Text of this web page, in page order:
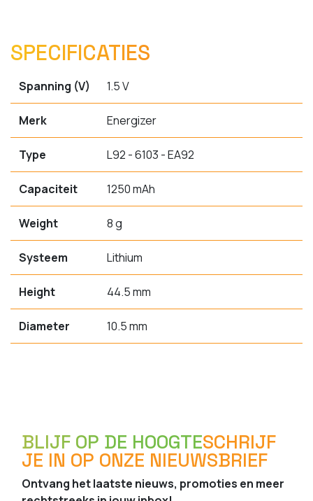
SPECIFICATIES
Spanning (V) 1.5 V
Merk Energizer
Type L92 - 6103 - EA92
Capaciteit 1250 mAh
Weight 8 g
Systeem Lithium
Height 44.5 mm
Diameter 10.5 mm
BLIJF OP DE HOOGTESCHRIJF
JE IN OP ONZE NIEUWSBRIEF
Ontvang het laatste nieuws, promoties en meer